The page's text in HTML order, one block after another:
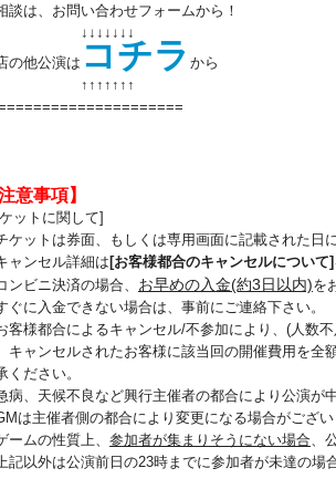
談は、お問い合わせフォームから！
の他公演は コチラ から
↑↑ ↑↑ ↑
注意事項】
ットに関して]
ケットは券面、もしくは専用画面に記載された日
ャンセル詳細は[お客様都合のキャンセルについて]
ンビニ決済の場合、 お早めの入金(約3日以内)を
ぐに入金できない場合は、事前にご連絡下さい。
客様都合によるキャンセル/不参加により、(人数
キャンセルされたお客様に該当回の開催費用を全
ください。
病、天候不良など興行主催者の都合により公演が
は主催者側の都合により変更になる場合がござい
ームの性質上、 参加者が集まりそうにない場合 、
記以外は公演前日の23時までに参加者が未達の場